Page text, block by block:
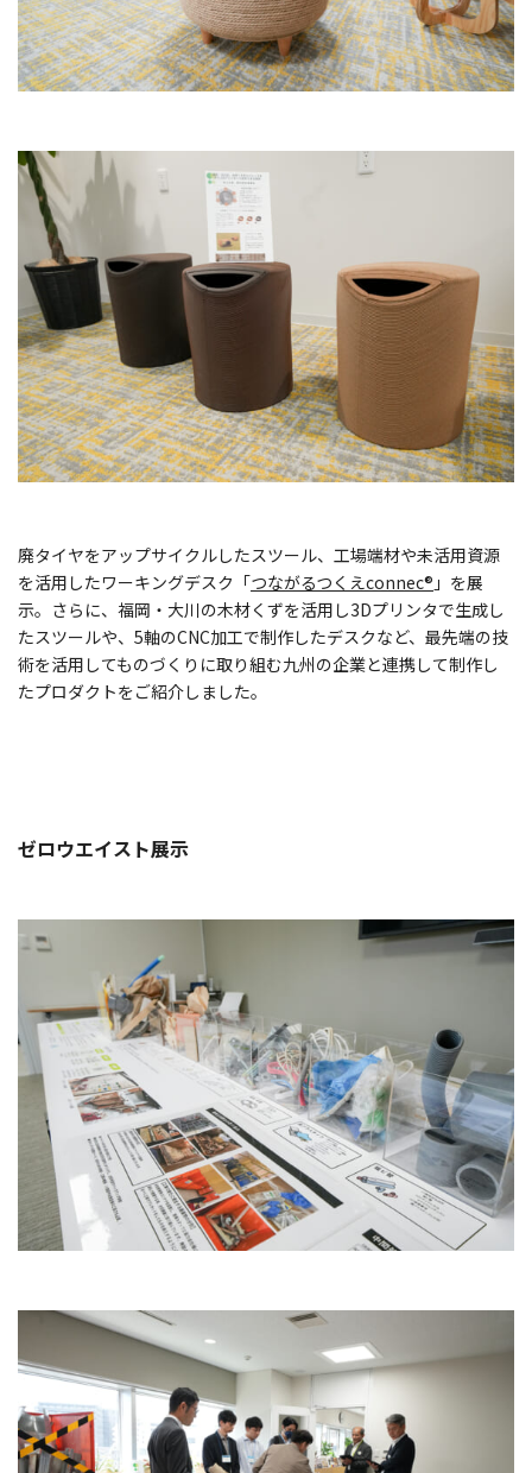
廃タイヤをアップサイクルしたスツール、工場端材や未活用資源
を活用したワーキングデスク「つながるつくえconnec® 」を展
示。さらに、福岡・大川の木材くずを活用し3Dプリンタで生成し
たスツールや、5軸のCNC加工で制作したデスクなど、最先端の技
術を活用してものづくりに取り組む九州の企業と連携して制作し
たプロダクトをご紹介しました。
ゼロウエイスト展示